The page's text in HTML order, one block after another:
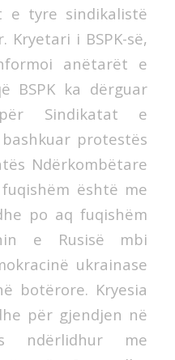
e tyre sindikalistë
Kryetari i BSPK-së,
anëtarët e
BSPK ka dërguar
Sindikatat e
protestës
Ndërkombëtare
është me
po aq fuqishëm
e Rusisë mbi
ukrainase
botërore. Kryesia
për gjendjen në
ndërlidhur me